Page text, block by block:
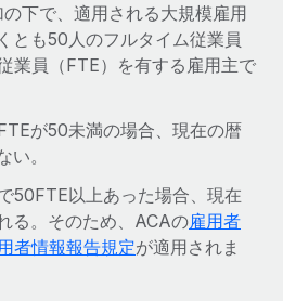
、管理し、給与を支給できるようにす
、新しい統合、機能、改良点をリリー
ビジネスを守る方法
的な標的です。多額の資金がシステ
ためです。このため、自社のビジネス
下で、適用される大規模雇用
とも50人のフルタイム従業員
業員（FTE）を有する雇用主で
が50未満の場合、現在の暦
い。
50FTE以上あった場合、現在
る。そのため、ACAの雇用者
者情報報告規定が適用されま